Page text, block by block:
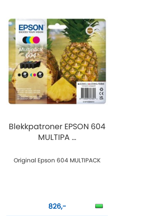
Blekkpatroner EPSON 604
MULTIPA ...
Original Epson 604 MULTIPACK
826,-